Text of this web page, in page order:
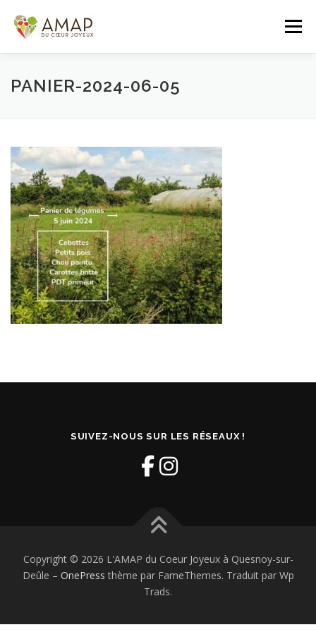
contenu
Menu
ACCUEIL L’AMAP LES PANIERS
PANIER DE LA SEMAINE
PANIER-2024-06-05
SUIVEZ-NOUS SUR LES RÉSEAUX !
Copyright © 2026 L'AMAP du Coeur Joyeux à Quesnoy-sur-
Deûle – OnePress thème par FameThemes. Traduit par Wp
Trads.